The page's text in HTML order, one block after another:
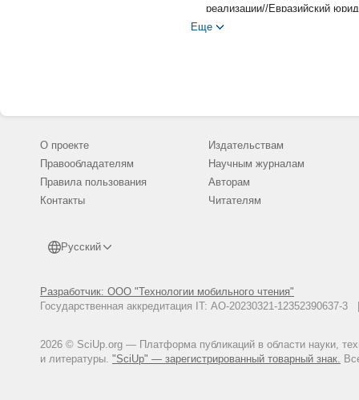
реализации//Евразийский
Рагулин А.В. Статус
Еще
О проекте
Правообладателям
Правила пользования
Контакты
Русский
Разработчик: ООО "Технологии мобильного чтения"
Государственная аккредитация IT: АО-20230321-
2026 © SciUp.org — Платформа публикаций в области науки,
и литературы. "SciUp" — зарегистрированный товарный знак.
Издательствам
Научным журналам
Авторам
Читателям